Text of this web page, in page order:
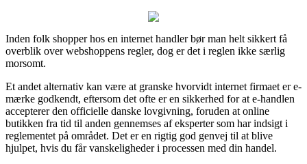
Inden folk shopper hos en internet handler bør man helt sikkert få
overblik over webshoppens regler, dog er det i reglen ikke særlig
morsomt.
Et andet alternativ kan være at granske hvorvidt internet firmaet er e-
mærke godkendt, eftersom det ofte er en sikkerhed for at e-handlen
accepterer den officielle danske lovgivning, foruden at online
butikken fra tid til anden gennemses af eksperter som har indsigt i
reglementet på området. Det er en rigtig god genvej til at blive
hjulpet, hvis du får vanskeligheder i processen med din handel.